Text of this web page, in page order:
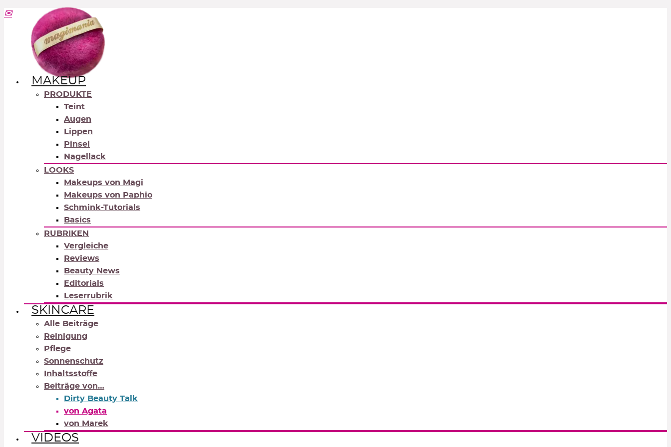
MAKEUP
PRODUKTE
Teint
Augen
Lippen
Pinsel
Nagellack
LOOKS
Makeups von Magi
Makeups von Paphio
Schmink-Tutorials
Basics
RUBRIKEN
Vergleiche
Reviews
Beauty News
Editorials
Leserrubrik
SKINCARE
Alle Beiträge
Reinigung
Pflege
Sonnenschutz
Inhaltsstoffe
Beiträge von…
Dirty Beauty Talk
von Agata
von Marek
VIDEOS